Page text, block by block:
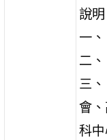
說明
一
二
三
會
科